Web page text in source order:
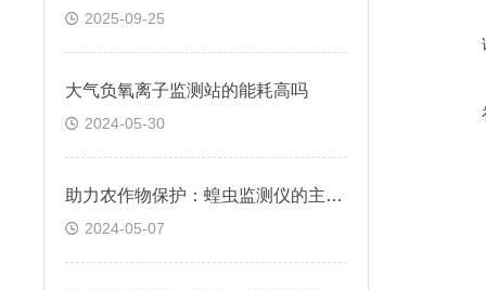
2025-09-25
大气负氧离子监测站的能耗高吗
2024-05-30
助力农作物保护：蝗虫监测仪的主要应用场景分析
2024-05-07